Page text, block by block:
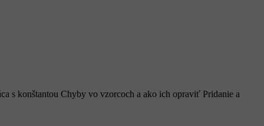
s konštantou Chyby vo vzorcoch a ako ich opraviť Pridanie a